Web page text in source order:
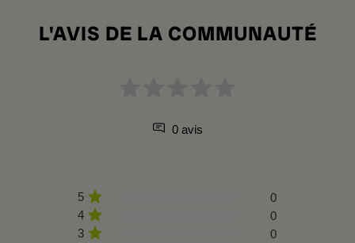
L'AVIS DE LA COMMUNAUTÉ
0 avis
5
0
4
0
3
0